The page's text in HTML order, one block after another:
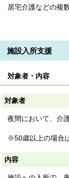
居宅介護などの複
施設入所支援
対象者・内容
対象者
夜間において、介
※50歳以上の場合
内容